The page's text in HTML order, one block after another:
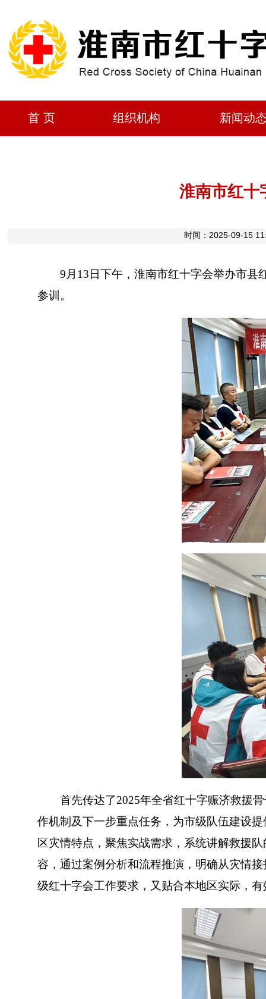
首 页 组织机构 新闻动
淮南市红十
时间：2025-09-15
9月13日下午，淮南市红十字会举办市县
参训。
首先传达了2025年全省红十字赈济救援骨
作机制及下一步重点任务，为市级队伍建设
区灾情特点，聚焦实战需求，系统讲解救援
容，通过案例分析和流程推演，明确从灾情
级红十字会工作要求，又贴合本地区实际，